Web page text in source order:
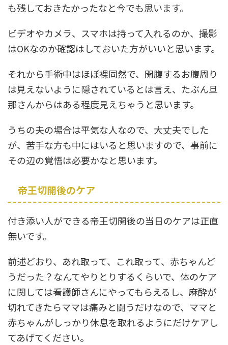
も残しておきたかったなと今でも思います。
ビデオやカメラ、スマホは持って入れるのか、撮影
はOKなのか確認はしておいた方がいいと思います。
それから手術中はほぼ裸同然で、開腹するお腹周り
は見えないように隠されているとは言え、たぶん旦
那さんからはある程度見えちゃうと思います。
うちの夫の場合は平気な人なので、大丈夫でした
が、苦手な方も中にはいると思いますので、事前に
その辺の覚悟は必要かなと思います。
帝王切開後のケア
付き添い人ができる帝王切開後の当日のケアは正直
無いです。
前述どおり、あれ取って、これ取って、赤ちゃんど
うだった？なんてやりとりするくらいで、体のケア
に関しては看護師さんにやってもらえるし、麻酔が
切れてきたらママは痛みと闘うだけなので、ママと
赤ちゃんがしっかり休息を取れるようにだけケアし
てあげてください。